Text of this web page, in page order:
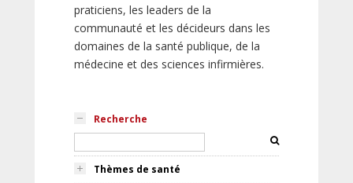
praticiens, les leaders de la
communauté et les décideurs dans les
domaines de la santé publique, de la
médecine et des sciences infirmières.
Recherche
Thèmes de santé